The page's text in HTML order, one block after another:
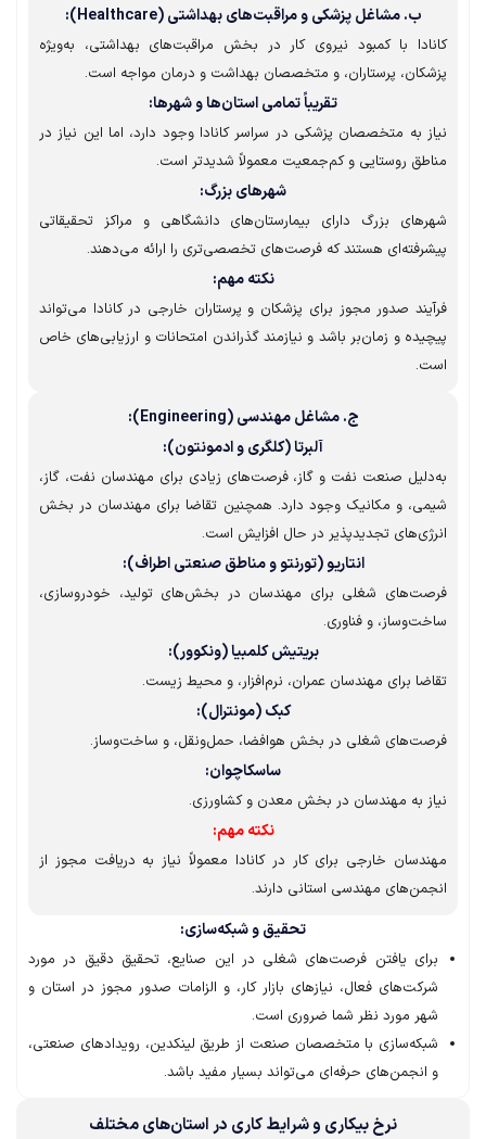
ب. مشاغل پزشکی و مراقبت‌های بهداشتی (Healthcare):
با کمبود نیروی کار در بخش مراقبت‌های بهداشتی، به‌ویژه
پرستاران، و متخصصان بهداشت و درمان مواجه است.
تقریباً تمامی استان‌ها و شهرها:
به متخصصان پزشکی در سراسر کانادا وجود دارد، اما این نیاز در
روستایی و کم‌جمعیت معمولاً شدیدتر است.
شهرهای بزرگ:
بزرگ دارای بیمارستان‌های دانشگاهی و مراکز تحقیقاتی
هستند که فرصت‌های تخصصی‌تری را ارائه می‌دهند.
نکته مهم:
صدور مجوز برای پزشکان و پرستاران خارجی در کانادا می‌تواند
و زمان‌بر باشد و نیازمند گذراندن امتحانات و ارزیابی‌های خاص
ج. مشاغل مهندسی (Engineering):
آلبرتا (کلگری و ادمونتون):
صنعت نفت و گاز، فرصت‌های زیادی برای مهندسان نفت، گاز،
و مکانیک وجود دارد. همچنین تقاضا برای مهندسان در بخش
تجدیدپذیر در حال افزایش است.
انتاریو (تورنتو و مناطق صنعتی اطراف):
شغلی برای مهندسان در بخش‌های تولید، خودروسازی،
و فناوری.
بریتیش کلمبیا (ونکوور):
برای مهندسان عمران، نرم‌افزار، و محیط زیست.
کبک (مونترال):
شغلی در بخش هوافضا، حمل‌ونقل، و ساخت‌وساز.
ساسکاچوان:
به مهندسان در بخش معدن و کشاورزی.
نکته مهم:
خارجی برای کار در کانادا معمولاً نیاز به دریافت مجوز از
مهندسی استانی دارند.
تحقیق و شبکه‌سازی:
یافتن فرصت‌های شغلی در این صنایع، تحقیق دقیق در مورد
فعال، نیازهای بازار کار، و الزامات صدور مجوز در استان و
مورد نظر شما ضروری است.
با متخصصان صنعت از طریق لینکدین، رویدادهای صنعتی،
انجمن‌های حرفه‌ای می‌تواند بسیار مفید باشد.
نرخ بیکاری و شرایط کاری در استان‌های مختلف